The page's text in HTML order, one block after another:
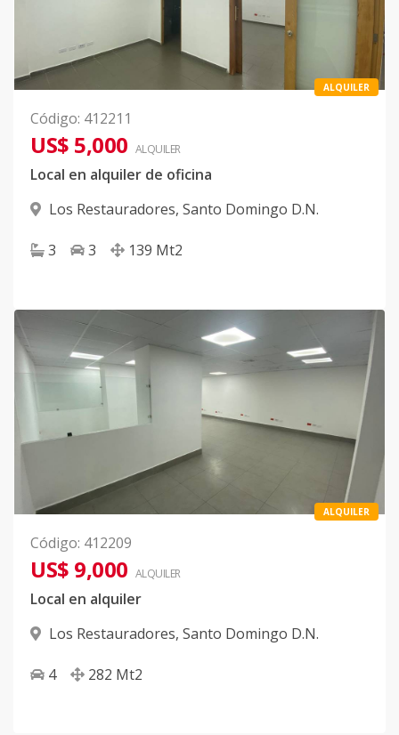
ALQUILER
Código: 412211
US$ 5,000 ALQUILER
Local en alquiler de oficina
Los Restauradores, Santo Domingo D.N.
3 3 139 Mt2
ALQUILER
Código: 412209
US$ 9,000 ALQUILER
Local en alquiler
Los Restauradores, Santo Domingo D.N.
4 282 Mt2